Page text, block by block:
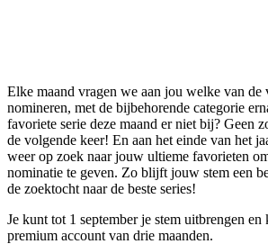
Elke maand vragen we aan jou welke van
nomineren, met de bijbehorende categorie
favoriete serie deze maand er niet bij? Geen
de volgende keer! En aan het einde van het
weer op zoek naar jouw ultieme favorieten
nominatie te geven. Zo blijft jouw stem een
de zoektocht naar de beste series!
Je kunt tot 1 september je stem uitbrengen en
premium account van drie maanden.